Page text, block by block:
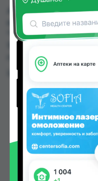
АЗИТРОМИЦИН
купить или заказать
"Гулчехр", Мадад
городах
Цена: от15.00 TJS